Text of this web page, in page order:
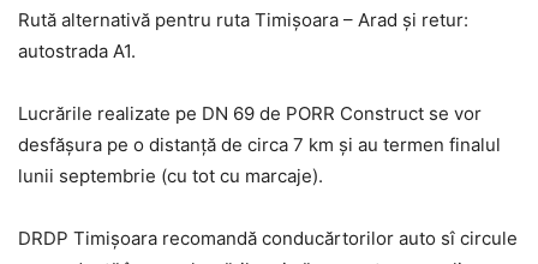
Rută alternativă pentru ruta Timișoara – Arad și retur:
autostrada A1.
Lucrările realizate pe DN 69 de PORR Construct se vor
desfășura pe o distanță de circa 7 km și au termen finalul
lunii septembrie (cu tot cu marcaje).
DRDP Timișoara recomandă conducărtorilor auto sî circule